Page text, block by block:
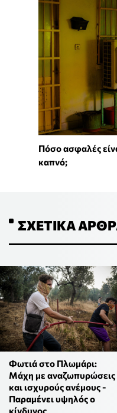
Πόσο ασφαλές
καπνό;
ΣΧΕΤΙΚΆ
Φωτιά στο Πλωμάρι:
Μάχη με αναζωπυρώσεις
και ισχυρούς ανέμους -
Παραμένει υψηλός ο
κίνδυνος